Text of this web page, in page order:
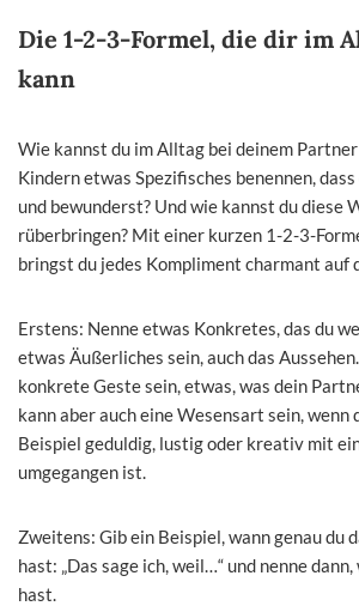
Die 1-2-3-Formel, die dir im
kann
Wie kannst du im Alltag bei deinem
Kindern etwas Spezifisches benennen,
und bewunderst? Und wie kannst du diese
rüberbringen? Mit einer kurzen 1-2-3-
bringst du jedes Kompliment charmant auf
Erstens: Nenne etwas Konkretes, das du
etwas Äußerliches sein, auch das
konkrete Geste sein, etwas, was dein
kann aber auch eine Wesensart sein, wenn
Beispiel geduldig, lustig oder kreativ mit
umgegangen ist.
Zweitens: Gib ein Beispiel, wann genau du
hast: „Das sage ich, weil…“ und nenne
hast.